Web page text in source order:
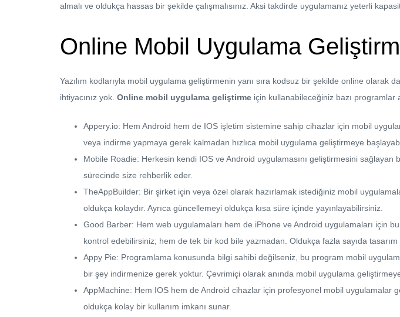
almalı ve oldukça hassas bir şekilde çalışmalısınız. Aksi takdirde uygulamanız yeterli
Online Mobil Uygulama
Yazılım kodlarıyla mobil uygulama geliştirmenin yanı sıra kodsuz bir şekilde online
ihtiyacınız yok. Online mobil uygulama geliştirme için kullanabileceğiniz bazı programlar
Appery.io: Hem Android hem de IOS işletim sistemine sahip cihazlar için mobil
veya indirme yapmaya gerek kalmadan hızlıca mobil uygulama geliştirmeye
Mobile Roadie: Herkesin kendi IOS ve Android uygulamasını geliştirmesini
sürecinde size rehberlik eder.
TheAppBuilder: Bir şirket için veya özel olarak hazırlamak istediğiniz mobil
oldukça kolaydır. Ayrıca güncellemeyi oldukça kısa süre içinde yayınlayabilirsiniz.
Good Barber: Hem web uygulamaları hem de iPhone ve Android uygulamaları için
kontrol edebilirsiniz; hem de tek bir kod bile yazmadan. Oldukça fazla sayıda
Appy Pie: Programlama konusunda bilgi sahibi değilseniz, bu program mobil
bir şey indirmenize gerek yoktur. Çevrimiçi olarak anında mobil uygulama
AppMachine: Hem IOS hem de Android cihazlar için profesyonel mobil uygulamalar
oldukça kolay bir kullanım imkanı sunar.